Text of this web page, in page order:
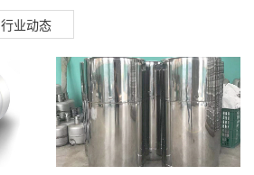
行业动态